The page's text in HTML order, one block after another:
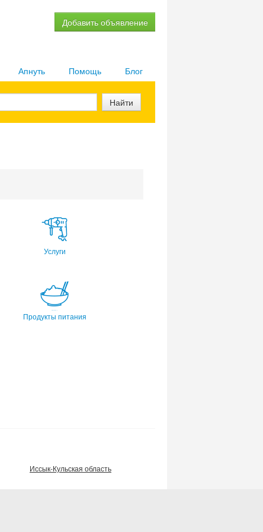
Добавить объявление
Блог
Помощь
Апнуть
Найти
Услуги
Продукты питания
Иссык-Кульская область